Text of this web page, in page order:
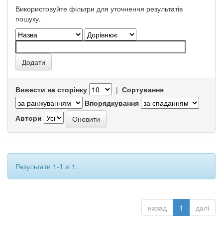
Використовуйте фільтри для уточнення результатів
пошуку.
Вивести на сторінку | Сортування
Впорядкування
Автори
Результати 1-1 зі 1.
назад 1 далі